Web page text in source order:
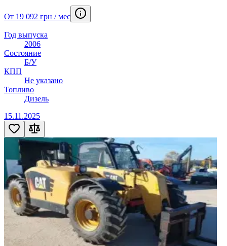
От 19 092 грн / мес
Год выпуска
2006
Состояние
Б/У
КПП
Не указано
Топливо
Дизель
15.11.2025